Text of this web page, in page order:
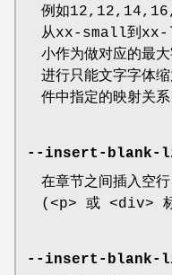
例如
从xx-small到xx-
小作为做对应的最
进行只能文字字体
件中指定的映射关
--insert-blank-
在章节之间插入空
(<p> 或 <div> 标
--insert-blank-